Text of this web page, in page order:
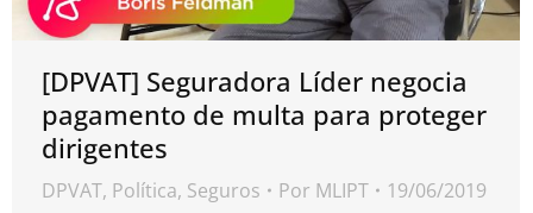
[DPVAT] Seguradora Líder negocia
pagamento de multa para proteger
dirigentes
DPVAT, Política, Seguros Por MLIPT
19/06/2019